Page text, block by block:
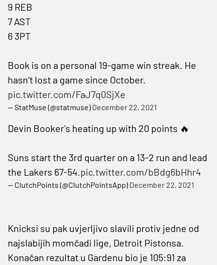
9 REB
7 AST
6 3PT
Book is on a personal 19-game win streak. He
hasn’t lost a game since October.
pic.twitter.com/FaJ7q0SjXe
— StatMuse (@statmuse)December 22, 2021
Devin Booker's heating up with 20 points 🔥
Suns start the 3rd quarter on a 13-2 run and lead
the Lakers 67-54.pic.twitter.com/bBdg6bHhr4
— ClutchPoints (@ClutchPointsApp)December 22, 2021
Knicksi su pak uvjerljivo slavili protiv jedne od
najslabijih momčadi lige, Detroit Pistonsa.
Konačan rezultat u Gardenu bio je 105:91 za